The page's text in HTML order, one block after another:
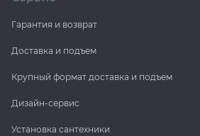
Гарантия и возврат
Доставка и подъем
Крупный формат доставка и подъем
Дизайн-сервис
Установка сантехники